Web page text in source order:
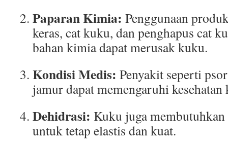
Paparan Kimia: Penggunaan
keras, cat kuku, dan penghapus cat
bahan kimia dapat merusak kuku.
Kondisi Medis: Penyakit seperti
jamur dapat memengaruhi kesehatan
Dehidrasi: Kuku juga
untuk tetap elastis dan kuat.